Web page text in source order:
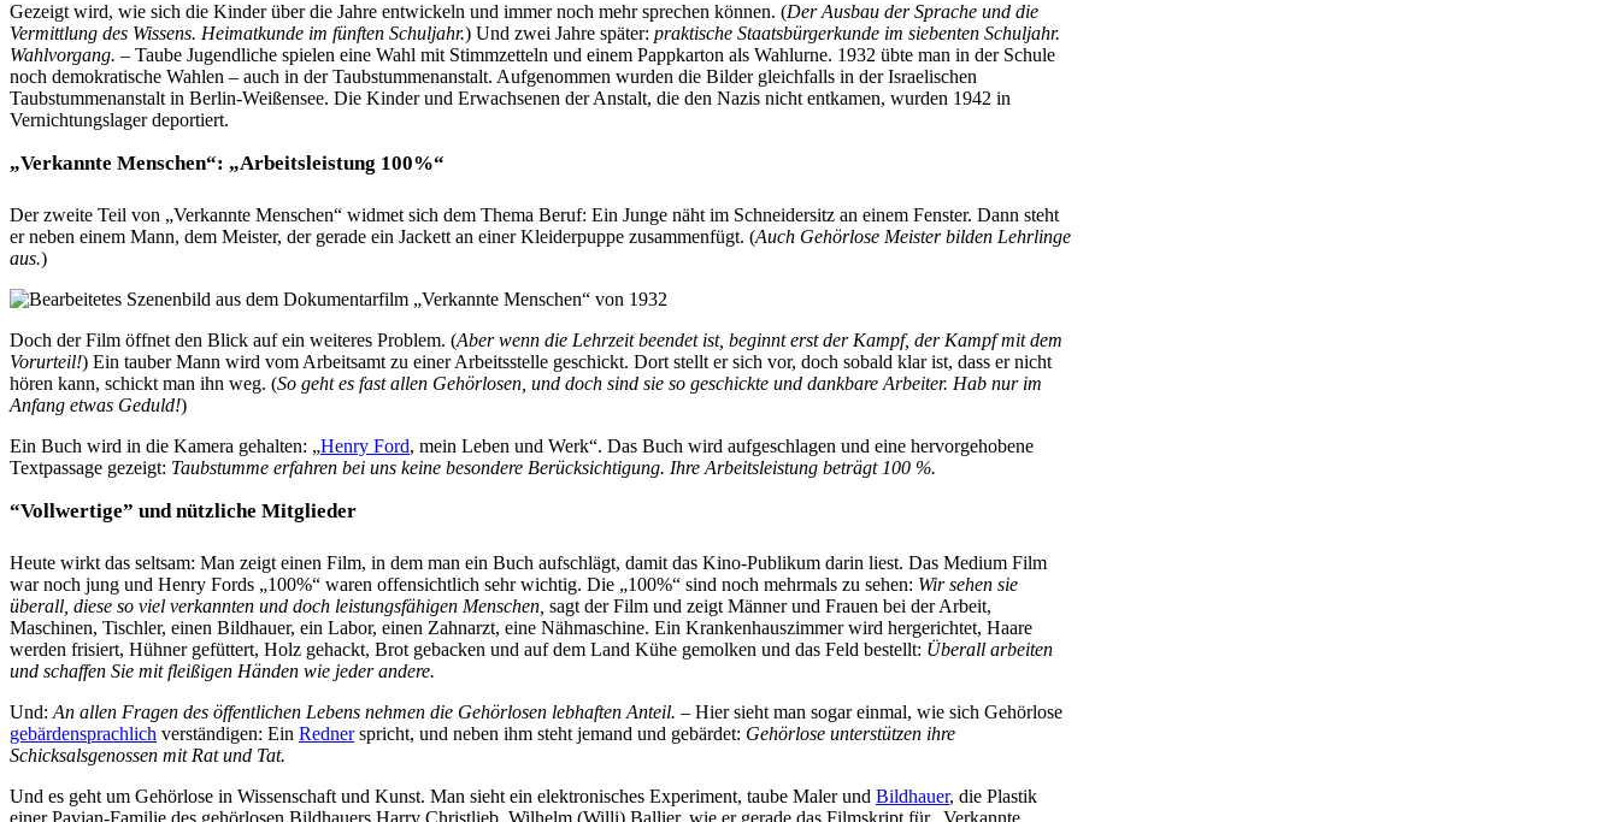
Gezeigt wird, wie sich die Kinder über die Jahre entwickeln und immer noch mehr sprechen können. (Der Ausbau der Sprache und die
Vermittlung des Wissens. Heimatkunde im fünften Schuljahr.) Und zwei Jahre später: praktische Staatsbürgerkunde im siebenten Schuljahr.
Wahlvorgang. – Taube Jugendliche spielen eine Wahl mit Stimmzetteln und einem Pappkarton als Wahlurne. 1932 übte man in der Schule
noch demokratische Wahlen – auch in der Taubstummenanstalt. Aufgenommen wurden die Bilder gleichfalls in der Israelischen
Taubstummenanstalt in Berlin-Weißensee. Die Kinder und Erwachsenen der Anstalt, die den Nazis nicht entkamen, wurden 1942 in
Vernichtungslager deportiert.
„Verkannte Menschen“: „Arbeitsleistung 100%“
Der zweite Teil von „Verkannte Menschen“ widmet sich dem Thema Beruf: Ein Junge näht im Schneidersitz an einem Fenster. Dann steht
er neben einem Mann, dem Meister, der gerade ein Jackett an einer Kleiderpuppe zusammenfügt. (Auch Gehörlose Meister bilden Lehrlinge
aus.)
Doch der Film öffnet den Blick auf ein weiteres Problem. (Aber wenn die Lehrzeit beendet ist, beginnt erst der Kampf, der Kampf mit dem
Vorurteil!) Ein tauber Mann wird vom Arbeitsamt zu einer Arbeitsstelle geschickt. Dort stellt er sich vor, doch sobald klar ist, dass er nicht
hören kann, schickt man ihn weg. (So geht es fast allen Gehörlosen, und doch sind sie so geschickte und dankbare Arbeiter. Hab nur im
Anfang etwas Geduld!)
Ein Buch wird in die Kamera gehalten: „Henry Ford, mein Leben und Werk“. Das Buch wird aufgeschlagen und eine hervorgehobene
Textpassage gezeigt: Taubstumme erfahren bei uns keine besondere Berücksichtigung. Ihre Arbeitsleistung beträgt 100 %.
“Vollwertige” und nützliche Mitglieder
Heute wirkt das seltsam: Man zeigt einen Film, in dem man ein Buch aufschlägt, damit das Kino-Publikum darin liest. Das Medium Film
war noch jung und Henry Fords „100%“ waren offensichtlich sehr wichtig. Die „100%“ sind noch mehrmals zu sehen: Wir sehen sie
überall, diese so viel verkannten und doch leistungsfähigen Menschen, sagt der Film und zeigt Männer und Frauen bei der Arbeit,
Maschinen, Tischler, einen Bildhauer, ein Labor, einen Zahnarzt, eine Nähmaschine. Ein Krankenhauszimmer wird hergerichtet, Haare
werden frisiert, Hühner gefüttert, Holz gehackt, Brot gebacken und auf dem Land Kühe gemolken und das Feld bestellt: Überall arbeiten
und schaffen Sie mit fleißigen Händen wie jeder andere.
Und: An allen Fragen des öffentlichen Lebens nehmen die Gehörlosen lebhaften Anteil. – Hier sieht man sogar einmal, wie sich Gehörlose
gebärdensprachlich verständigen: Ein Rednerspricht, und neben ihm steht jemand und gebärdet: Gehörlose unterstützen ihre
Schicksalsgenossen mit Rat und Tat.
Und es geht um Gehörlose in Wissenschaft und Kunst. Man sieht ein elektronisches Experiment, taube Maler und Bildhauer, die Plastik